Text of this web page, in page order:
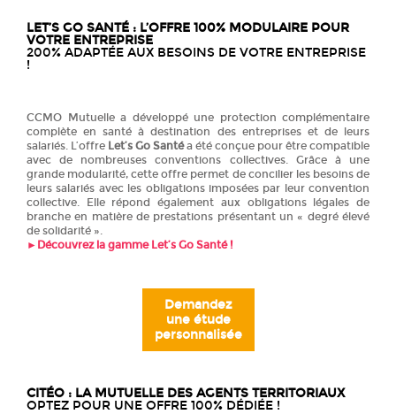
LET’S GO SANTÉ : L’OFFRE 100% MODULAIRE POUR
VOTRE ENTREPRISE
200% ADAPTÉE AUX BESOINS DE VOTRE ENTREPRISE
!
CCMO Mutuelle a développé une protection complémentaire
complète en santé à destination des entreprises et de leurs
salariés. L’offre Let’s Go Santéa été conçue pour être compatible
avec de nombreuses conventions collectives. Grâce à une
grande modularité, cette offre permet de concilier les besoins de
leurs salariés avec les obligations imposées par leur convention
collective. Elle répond également aux obligations légales de
branche en matière de prestations présentant un « degré élevé
de solidarité ».
► Découvrez la gamme Let’s Go Santé !
Demandez
une étude
personnalisée
CITÉO : LA MUTUELLE DES AGENTS TERRITORIAUX
OPTEZ POUR UNE OFFRE 100% DÉDIÉE !